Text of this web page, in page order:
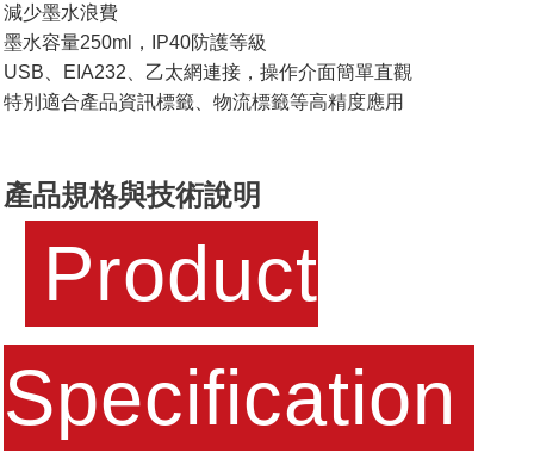
減少墨水浪費
墨水容量250ml，IP40防護等級
USB、EIA232、乙太網連接，操作介面簡單直觀
特別適合產品資訊標籤、物流標籤等高精度應用
產品規格與技術說明
Product
Specification